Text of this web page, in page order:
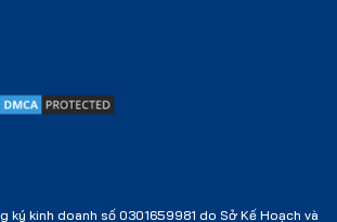
ký kinh doanh số 0301659981 do Sở Kế Hoạch và